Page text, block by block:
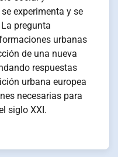
experimenta y se
pregunta
urbanas
de una nueva
respuestas
urbana europea
necesarias para
siglo XXI.